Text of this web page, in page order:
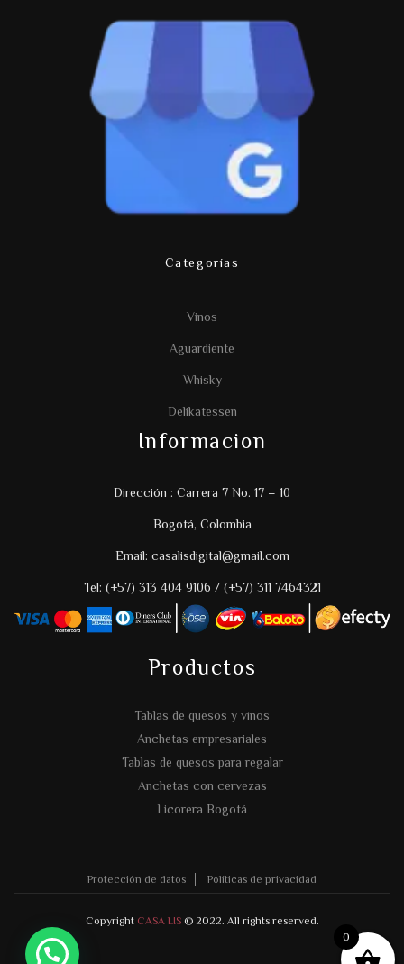
Categorías
Vinos
Aguardiente
Whisky
Delikatessen
Informacion
Dirección : Carrera 7 No. 17 – 10
Bogotá, Colombia
Email: casalisdigital@gmail.com
Tel: (+57) 313 404 9106 / (+57) 311 7464321
Productos
Tablas de quesos y vinos
Anchetas empresariales
Tablas de quesos para regalar
Anchetas con cervezas
Licorera Bogotá
Protección de datos Políticas de privacidad
CopyrightCASA LIS© 2022. All rights reserved.
0